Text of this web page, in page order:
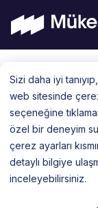
Sizi daha iyi
web sitesinde
seçeneğine
özel bir deneyim
çerez ayarları
detaylı bilgiye
inceleyebilirsiniz.
content